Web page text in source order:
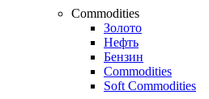
Виджет:
Карта процентных
Commodities
Золото